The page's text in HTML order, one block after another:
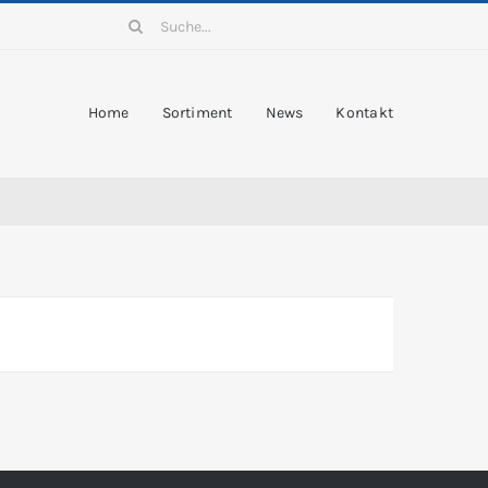
Suche
Home Sortiment News Kontakt